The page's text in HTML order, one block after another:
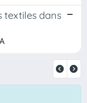
textiles dans